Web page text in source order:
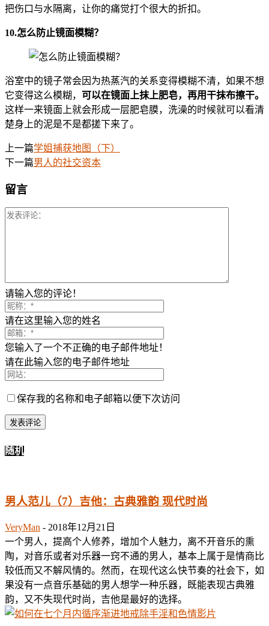
把伤口与水隔离，让你的痛觉打个很大的折扣。
10.怎么防止镜面模糊？
浴室中的镜子常会因为热蒸汽的关系变得模糊不清，如果不想
它变得这么模糊， 可以在镜面上抹上肥皂，再用干抹布擦干。
这样一来镜面上就会形成一层肥皂膜，洗澡的时候就可以看清
楚身上的泥是不是都搓下来了。
上一篇学姐捕获地图（下）
下一篇男人的社交资本
留言
请输入您的评论！
请在这里输入您的姓名
您输入了一个不正确的电子邮件地址！
请在此输入您的电子邮件地址
保存我的名称和电子邮箱以便下次访问
随机
男人范儿（7）吉他：古典雅韵 现代时尚
VeryMan - 2018年12月21日
一个男人，提高个人修养，增加个人魅力，离不开音乐的熏
陶，对音乐或者对乐器一窍不通的男人，基本上属于是情商比
较低而又不解风情的。然而，在现代这么快节奏的社会下，如
果没有一点音乐基础的男人想学一种乐器，既能表现古典雅
韵，又不失现代时尚，吉他是最好的选择。